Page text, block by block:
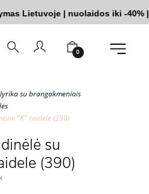
Lietuvoje| nuolaidos iki -40%| |
0
su brangakmeniais
"K" raidele (390)
su
(390)